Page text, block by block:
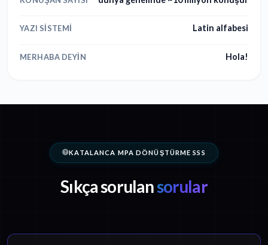
YAZI SISTEMI Latin alfabesi
MERHABA DEYIN Hola!
KATALANCA MPA DÖNÜŞTÜRME SSS
Sıkça sorulansorular